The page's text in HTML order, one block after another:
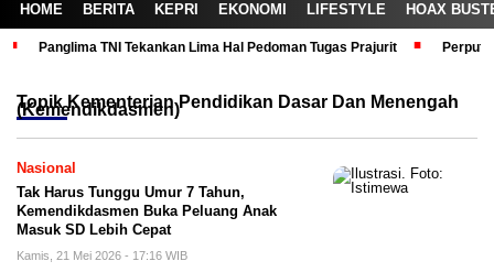
HOME BERITA KEPRI EKONOMI LIFESTYLE HOAX
Panglima TNI Tekankan Lima Hal Pedoman Tugas Prajurit
TopikKementerian Pendidikan Dasar Dan Menengah
(Kemendikdasmen)
Nasional
Tak Harus Tunggu Umur 7 Tahun,
Kemendikdasmen Buka Peluang Anak
Masuk SD Lebih Cepat
Kamis, 21 Mei 2026 - 17:16 WIB